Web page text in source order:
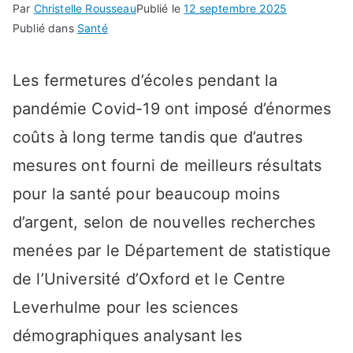
Par Christelle RousseauPublié le12 septembre 2025
Publié dans Santé
Les fermetures d’écoles pendant la
pandémie Covid-19 ont imposé d’énormes
coûts à long terme tandis que d’autres
mesures ont fourni de meilleurs résultats
pour la santé pour beaucoup moins
d’argent, selon de nouvelles recherches
menées par le Département de statistique
de l’Université d’Oxford et le Centre
Leverhulme pour les sciences
démographiques analysant les